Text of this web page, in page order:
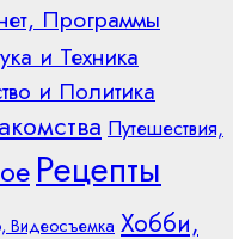
Программы
и Техника
и Политика
Путешествия,
Рецепты
Видеосъемка Хобби,